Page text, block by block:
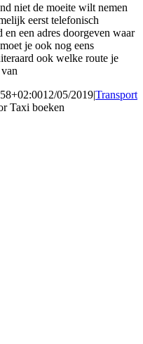
niet de moeite wilt nemen
eerst telefonisch
een adres doorgeven waar
je ook nog eens
ook welke route je
12/05/2019|Transport
Taxi boeken